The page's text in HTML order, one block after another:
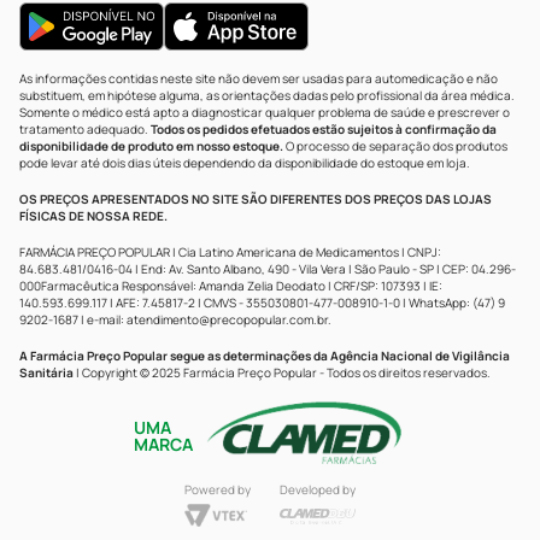
As informações contidas neste site não devem ser usadas para automedicação e não
substituem, em hipótese alguma, as orientações dadas pelo profissional da área médica.
Somente o médico está apto a diagnosticar qualquer problema de saúde e prescrever o
tratamento adequado. Todos os pedidos efetuados estão sujeitos à confirmação da
disponibilidade de produto em nosso estoque.O processo de separação dos produtos
pode levar até dois dias úteis dependendo da disponibilidade do estoque em loja.
OS PREÇOS APRESENTADOS NO SITE SÃO DIFERENTES DOS PREÇOS DAS LOJAS
FÍSICAS DE NOSSA REDE.
FARMÁCIA PREÇO POPULAR | Cia Latino Americana de Medicamentos | CNPJ:
84.683.481/0416-04 | End: Av. Santo Albano, 490 - Vila Vera | São Paulo - SP | CEP: 04.296-
000Farmacêutica Responsável: Amanda Zelia Deodato | CRF/SP: 107393 | IE:
140.593.699.117 | AFE: 7.45817-2 | CMVS - 355030801-477-008910-1-0 | WhatsApp: (47) 9
9202-1687 | e-mail: atendimento@precopopular.com.br.
A Farmácia Preço Popular segue as determinações da Agência Nacional de Vigilância
Sanitária | Copyright © 2025 Farmácia Preço Popular - Todos os direitos reservados.
UMA
MARCA
Powered by Developed by